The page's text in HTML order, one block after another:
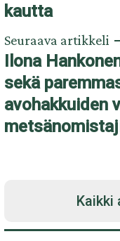
kautta
Seuraava artikkeli
Ilona
sekä
avohakkuiden
Kaikki